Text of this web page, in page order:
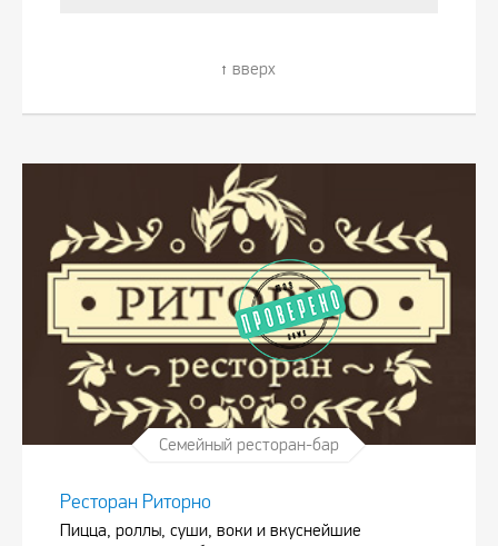
вверх
Семейный ресторан-бар
Ресторан Риторно
Пицца, роллы, суши, воки и вкуснейшие